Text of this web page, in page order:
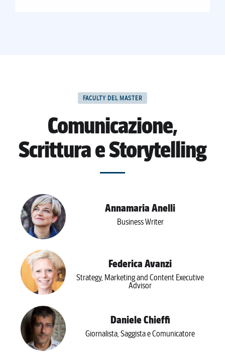
FACULTY DEL MASTER
Comunicazione,
Scrittura e Storytelling
Annamaria Anelli
Business Writer
Federica Avanzi
Strategy, Marketing and Content Executive
Advisor
Daniele Chieffi
Giornalista, Saggista e Comunicatore